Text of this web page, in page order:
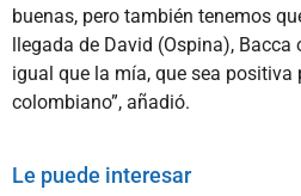
buenas, pero también tenemos
llegada de David (Ospina), Bacca
igual que la mía, que sea positiva
colombiano”, añadió.
Le puede interesar